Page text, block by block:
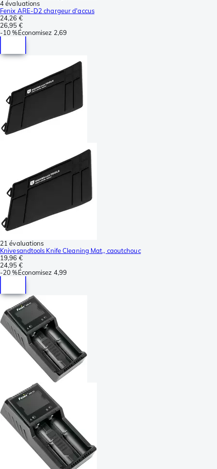
4 évaluations
Fenix ARE-D2 chargeur d'accus
24,26 €
26,95 €
-10 %Économisez 2,69
21 évaluations
Knivesandtools Knife Cleaning Mat,, caoutchouc
19,96 €
24,95 €
-20 %Économisez 4,99